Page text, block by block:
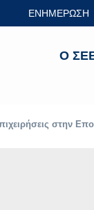
ΕΝΗΜΕΡΩΣΗ
Ο
στην